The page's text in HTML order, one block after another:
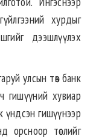
хурдыг
дээшлүүлэх
улсын төв банк
гишүүний хувиар
үндсэн гишүүнээр
орсноор төслийг